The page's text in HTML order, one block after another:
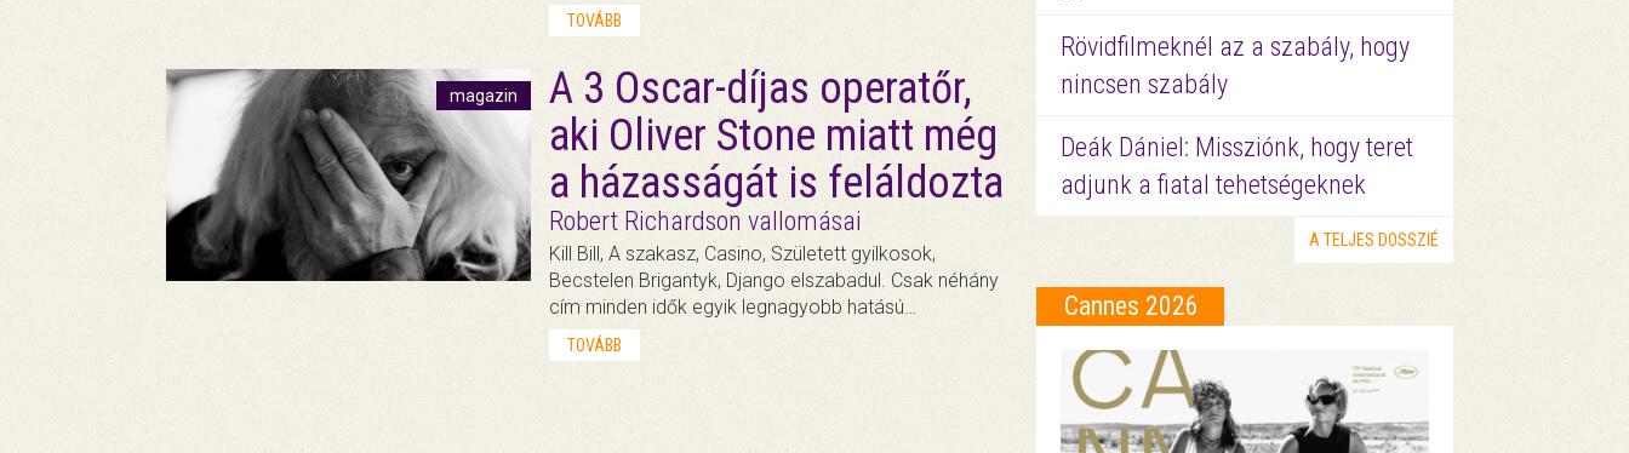
TOVÁBB
magazin
A 3 Oscar-díjas operatőr,
aki Oliver Stone miatt még
a házasságát is feláldozta
Robert Richardson vallomásai
Kill Bill, A szakasz, Casino, Született gyilkosok,
Becstelen Brigantyk, Django elszabadul. Csak néhány
cím minden idők egyik legnagyobb hatású…
TOVÁBB
Rövidfilmeknél az a szabály, hogy
nincsen szabály
Deák Dániel: Missziónk, hogy teret
adjunk a fiatal tehetségeknek
A TELJES DOSSZIÉ
Cannes 2026